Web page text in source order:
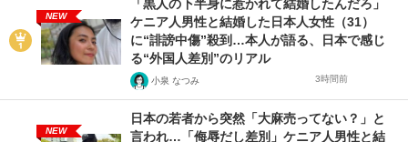
NEW
「黒人の下半身に惹かれて結婚したんだろ」
ケニア人男性と結婚した日本人女性（31）
に“誹謗中傷”殺到…本人が語る、日本で感じ
る“外国人差別”のリアル
小泉 なつみ 3時間前
NEW
日本の若者から突然「大麻売ってない？」と
言われ…「侮辱だし差別」ケニア人男性と結